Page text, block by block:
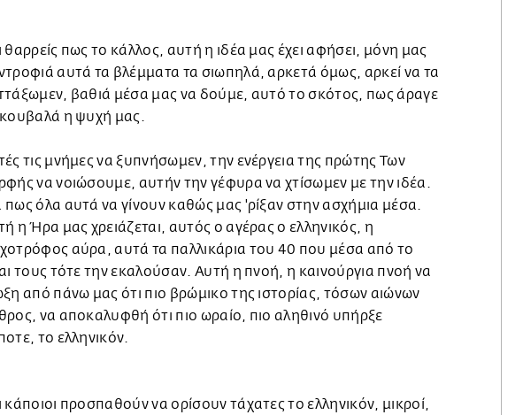
θαρρείς πως το κάλλος, αυτή η ιδέα μας έχει αφήσει, μόνη μας
αυτά τα βλέμματα τα σιωπηλά, αρκετά όμως, αρκεί να τα
βαθιά μέσα μας να δούμε, αυτό το σκότος, πως άραγε
η ψυχή μας.
τις μνήμες να ξυπνήσωμεν, την ενέργεια της πρώτης Των
να νοιώσουμε, αυτήν την γέφυρα να χτίσωμεν με την ιδέα.
όλα αυτά να γίνουν καθώς μας 'ρίξαν στην ασχήμια μέσα.
η Ήρα μας χρειάζεται, αυτός ο αγέρας ο ελληνικός, η
αύρα, αυτά τα παλλικάρια του 40 που μέσα από το
τους τότε την εκαλούσαν. Αυτή η πνοή, η καινούργια πνοή να
από πάνω μας ότι πιο βρώμικο της ιστορίας, τόσων αιώνων
να αποκαλυφθή ότι πιο ωραίο, πιο αληθινό υπήρξε
το ελληνικόν.
κάποιοι προσπαθούν να ορίσουν τάχατες το ελληνικόν, μικροί,